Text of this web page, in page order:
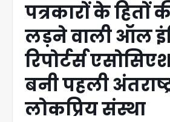
पत्रकारों के हितों
लड़ने वाली ऑल
रिपोर्टर्स
बनी पहली
लोकप्रिय संस्था